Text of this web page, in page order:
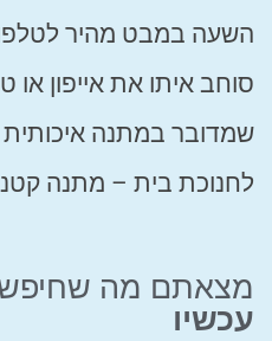
השעה במבט מהיר
סוחב איתו את אייפון או
שמדובר במתנה
לחנוכת בית – מתנה
מצאתם מה
עכשיו